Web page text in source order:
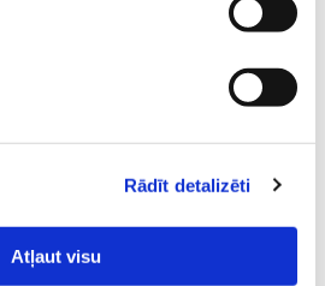
Rādīt detalizēti
Atļaut visu
Psiholoģijas-klubiņš
Kristīni Asonovu 2026.
dzimušiem bērniem